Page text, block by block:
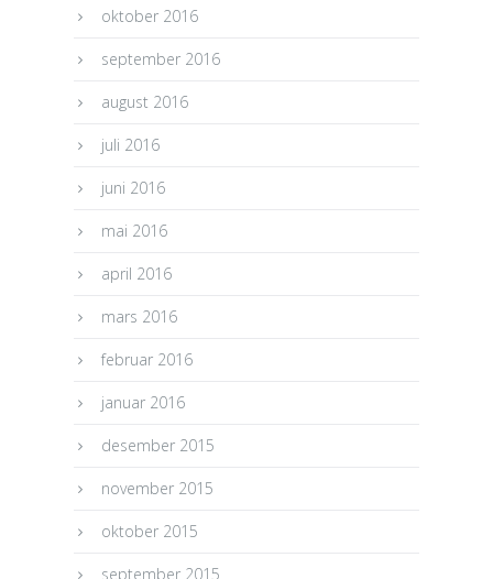
oktober 2016
september 2016
august 2016
juli 2016
juni 2016
mai 2016
april 2016
mars 2016
februar 2016
januar 2016
desember 2015
november 2015
oktober 2015
september 2015